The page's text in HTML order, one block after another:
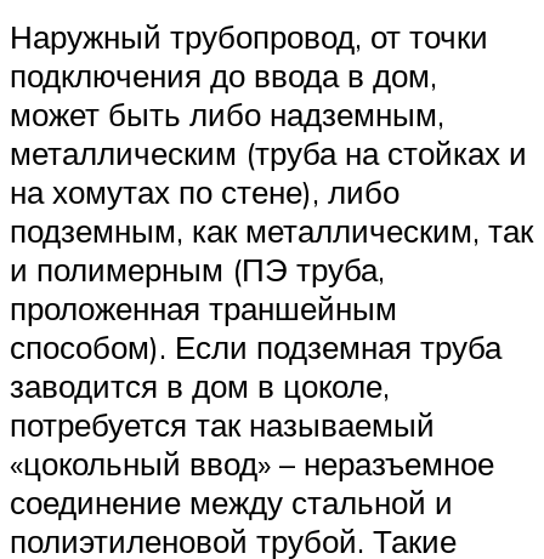
Наружный трубопровод, от точки
подключения до ввода в дом,
может быть либо надземным,
металлическим (труба на стойках и
на хомутах по стене), либо
подземным, как металлическим, так
и полимерным (ПЭ труба,
проложенная траншейным
способом). Если подземная труба
заводится в дом в цоколе,
потребуется так называемый
«цокольный ввод» – неразъемное
соединение между стальной и
полиэтиленовой трубой. Такие